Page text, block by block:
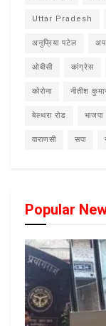
Uttar Pradesh
अनुप्रिया पटेल
ओबीसी कांग्रेस
कोरोना नीतीश
बेल्थरा रोड भाजपा
वाराणसी सपा
Popular